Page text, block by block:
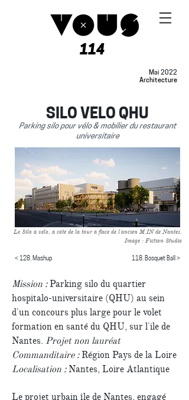
114
Mai 2022
Architecture
SILO VELO QHU
Parking silo pour vélo & mobilier du restaurant
universitaire
Le Silo à vélo, à côté de la tour à flace de l'ancien M.IN de Nantes.
Image : Fiction Studio
< 128. Mashup 118. Bosquet Ball >
Mission :Parking silo du quartier
hospitalo-universitaire (QHU) au sein
d'un concours plus large pour le volet
formation en santé du QHU, sur l'ile de
Nantes. Projet non lauréat
Commanditaire :Région Pays de la Loire
Localisation :Nantes, Loire Atlantique
Le projet urbain île de Nantes, engagé